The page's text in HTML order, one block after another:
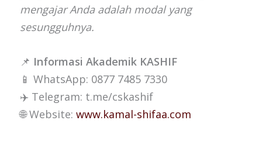
mengajar Anda adalah modal yang
sesungguhnya.
📌 Informasi Akademik KASHIF
📱 WhatsApp: 0877 7485 7330
✈️ Telegram: t.me/cskashif
🌐 Website: www.kamal-shifaa.com